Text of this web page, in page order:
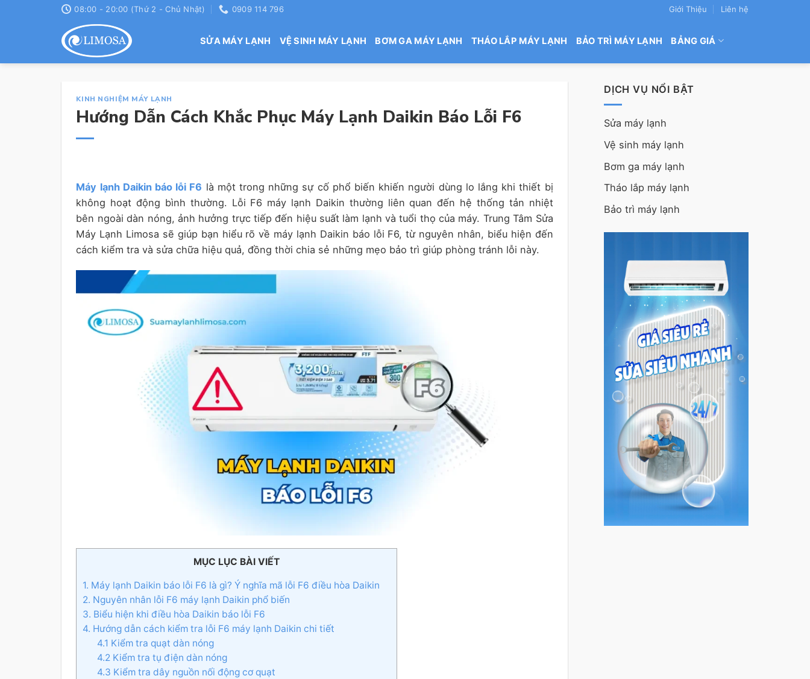
08:00 - 20:00 (Thứ 2 - Chủ Nhật) 0909 114 796 Giới Thiệu Liên hệ
SỬA MÁY LẠNH VỆ SINH MÁY LẠNH BƠM GA MÁY LẠNH THÁO LẮP MÁY LẠNH BẢO TRÌ MÁY LẠNH BẢNG GIÁ
KINH NGHIỆM MÁY LẠNH
Hướng Dẫn Cách Khắc Phục Máy Lạnh Daikin Báo Lỗi F6
Máy lạnh Daikin báo lỗi F6 là một trong những sự cố phổ biến khiến người dùng lo lắng khi thiết bị
không hoạt động bình thường. Lỗi F6 máy lạnh Daikin thường liên quan đến hệ thống tản nhiệt
bên ngoài dàn nóng, ảnh hưởng trực tiếp đến hiệu suất làm lạnh và tuổi thọ của máy. Trung Tâm Sửa
Máy Lạnh Limosa sẽ giúp bạn hiểu rõ về máy lạnh Daikin báo lỗi F6, từ nguyên nhân, biểu hiện đến
cách kiểm tra và sửa chữa hiệu quả, đồng thời chia sẻ những mẹo bảo trì giúp phòng tránh lỗi này.
MỤC LỤC BÀI VIẾT
1. Máy lạnh Daikin báo lỗi F6 là gì? Ý nghĩa mã lỗi F6 điều hòa Daikin
2. Nguyên nhân lỗi F6 máy lạnh Daikin phổ biến
3. Biểu hiện khi điều hòa Daikin báo lỗi F6
4. Hướng dẫn cách kiểm tra lỗi F6 máy lạnh Daikin chi tiết
4.1 Kiểm tra quạt dàn nóng
4.2 Kiểm tra tụ điện dàn nóng
4.3 Kiểm tra dây nguồn nối động cơ quạt
DỊCH VỤ NỔI BẬT
Sửa máy lạnh
Vệ sinh máy lạnh
Bơm ga máy lạnh
Tháo lắp máy lạnh
Bảo trì máy lạnh